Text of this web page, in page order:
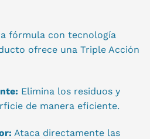
fórmula con tecnología
ofrece una Triple Acción
Elimina los residuos y
de manera eficiente.
Ataca directamente las